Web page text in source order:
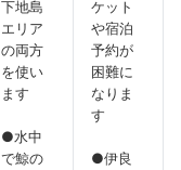
下地島
エリア
の両方
を使い
ます
●水中
で鯨の
ケット
や宿泊
予約が
困難に
なりま
す
●伊良